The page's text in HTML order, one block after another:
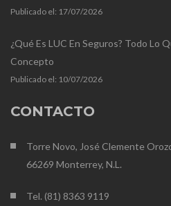
Publicado el: 17/07/2026
¿Qué Es LUC En Seguros? Todo Lo
Concepto
Publicado el: 10/07/2026
CONTACTO
Torre Novo, José Clemente
66269 Monterrey, N.L.
Tel. (81) 8363 9119